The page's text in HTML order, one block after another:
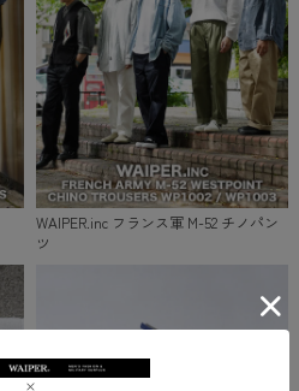
WAIPER.inc フランス軍 M-52 チノパン
ツ